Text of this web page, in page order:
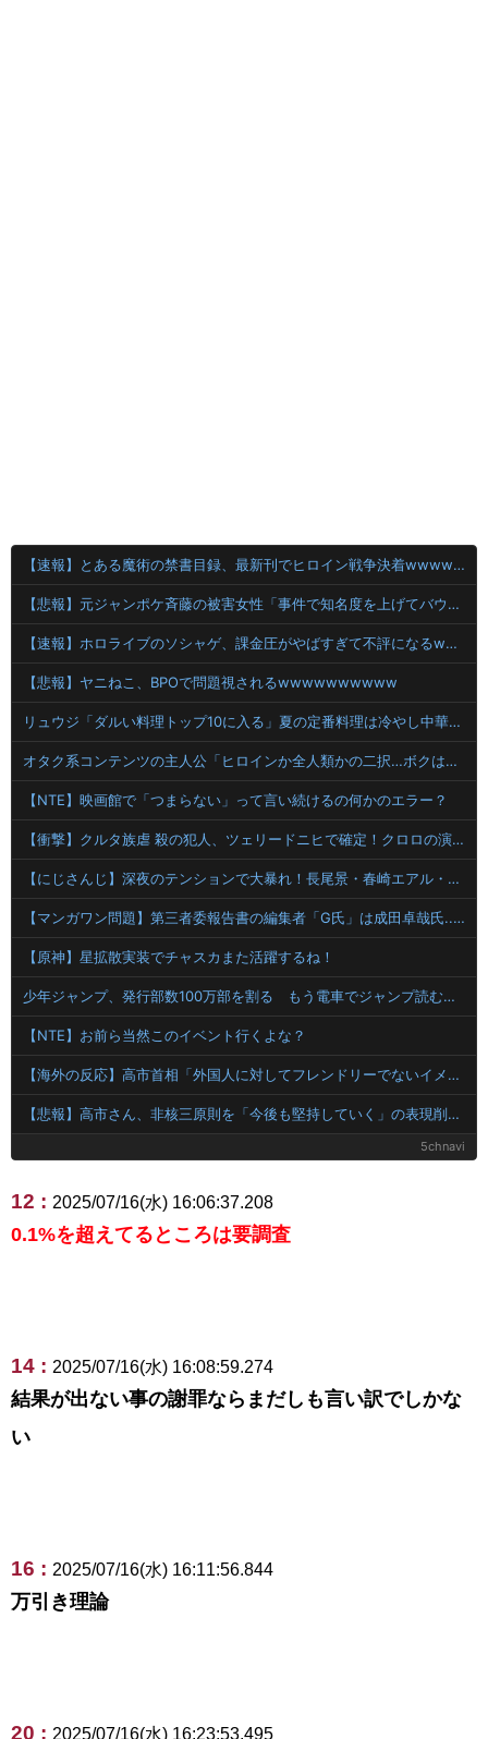
【速報】とある魔術の禁書目録、最新刊でヒロイン戦争決着wwwwwwwwwwwww
【悲報】元ジャンポケ斉藤の被害女性「事件で知名度を上げてバウムクーヘン売ったりTikTokライブしてて悔しさと怒りを感じた」
【速報】ホロライブのソシャゲ、課金圧がやばすぎて不評になるwwwwwwwwww
【悲報】ヤニねこ、BPOで問題視されるwwwwwwwwww
リュウジ「ダルい料理トップ10に入る」夏の定番料理は冷やし中華 「あり得ないほどダルい」
オタク系コンテンツの主人公「ヒロインか全人類かの二択…ボクはヒロインを選ぶっ！ｗｗ」←こういうの
【NTE】映画館で「つまらない」って言い続けるの何かのエラー？
【衝撃】クルタ族虐 殺の犯人、ツェリードニヒで確定！クロロの演劇のせいで2人も無駄死ににwwww
【にじさんじ】深夜のテンションで大暴れ！長尾景・春崎エアル・弦月藤士郎・桜凛月が挑むスプラトゥーンの夜
【マンガワン問題】第三者委報告書の編集者「G氏」は成田卓哉氏...Xで謝罪
【原神】星拡散実装でチャスカまた活躍するね！
少年ジャンプ、発行部数100万部を割る もう電車でジャンプ読むやつ見ないもんな
【NTE】お前ら当然このイベント行くよな？
【海外の反応】高市首相「外国人に対してフレンドリーでないイメージを避けたい」 → 「建前文化の極み」「政治家が一般人の排外感情を後押ししちゃってる感ある」
【悲報】高市さん、非核三原則を「今後も堅持していく」の表現削除WWWWWWWWWW
5chnavi
12 : 2025/07/16(水) 16:06:37.208
0.1%を超えてるところは要調査
14 : 2025/07/16(水) 16:08:59.274
結果が出ない事の謝罪ならまだしも言い訳でしかな
い
16 : 2025/07/16(水) 16:11:56.844
万引き理論
20 : 2025/07/16(水) 16:23:53.495